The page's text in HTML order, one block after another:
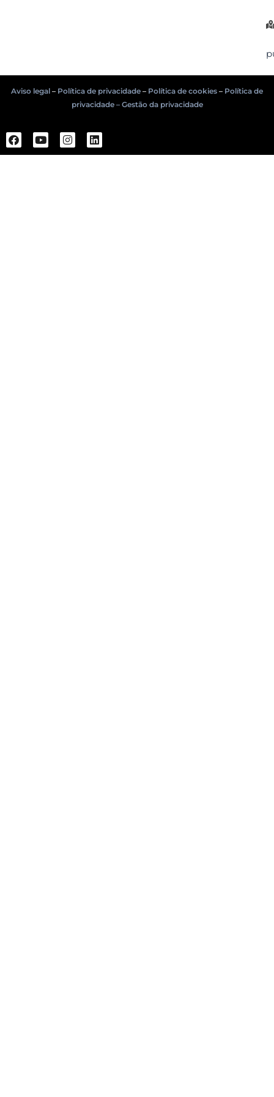
Aviso legal – Política de privacidade – Política de cookies – Política de
privacidade – Gestão da privacidade